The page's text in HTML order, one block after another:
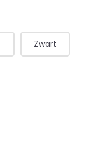
Zwart